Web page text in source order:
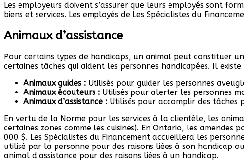
Les employeurs doivent s’assurer que leurs employés sont
biens et services. Les employés de Les Spécialistes du
Animaux d’assistance
Pour certains types de handicaps, un animal peut constituer
certaines tâches qui aident les personnes handicapées. Il
Animaux guides : Utilisés pour guider les personnes
Animaux écouteurs : Utilisés pour alerter les personnes
Animaux d’assistance : Utilisés pour accomplir des tâches
En vertu de la Norme pour les services à la clientèle, les
certaines zones comme les cuisines). En Ontario, les amendes
000 $. Les Spécialistes du Financement accueillera les
utilisé par la personne pour des raisons liées à son handicap
animal d’assistance pour des raisons liées à un handicap.